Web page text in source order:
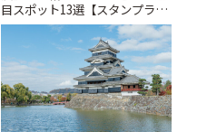
目スポット13選【スタンプラリ
ー開催中】 | ことりっぷ